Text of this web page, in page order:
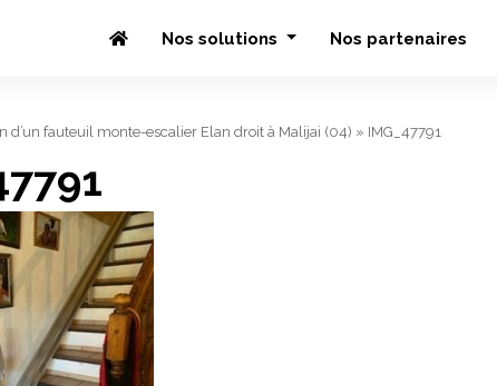
Nos solutions Nos partenaires
d’un fauteuil monte-escalier Elan droit à Malijai (04) » IMG_47791